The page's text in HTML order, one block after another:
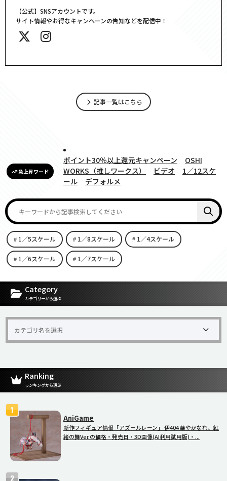
【公式】SNSアカウントです。
サイト情報やお得なキャンペーンの告知などを配信中！
記事一覧はこちら
急上昇ワード
ポイント30％以上還元キャンペーン
OSHI
WORKS（推しワークス）
ビデオ
1／12スケ
ール
デフォルメ
1／5スケール 1／8スケール 1／4スケール
1／6スケール 1／7スケール
[carousel-horizontal-posts-content-slider id=9342]
Category
カテゴリーから選ぶ
Ranking
ランキングから選ぶ
AniGame
新作フィギュア情報「アズールレーン」 伊404 華やかなれ、紅
緒の舞Ver.の価格・発売日・3D画像(AI利用試用版)・...